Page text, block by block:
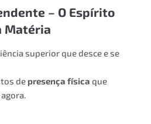
– O Espírito
Matéria
superior que desce e se
de presença física que